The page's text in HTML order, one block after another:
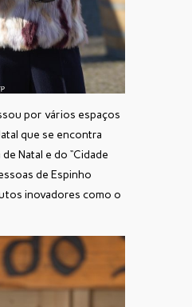
por vários espaços
que se encontra
Natal e do “Cidade
de Espinho
inovadores como o